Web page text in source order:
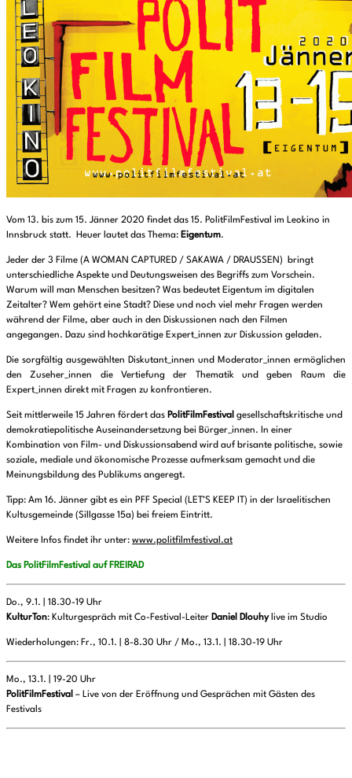
Vom 13. bis zum 15. Jänner 2020 findet das 15. PolitFilmFestival im Leokino in
Innsbruck statt. Heuer lautet das Thema: Eigentum.
Jeder der 3 Filme (A WOMAN CAPTURED / SAKAWA / DRAUSSEN) bringt
unterschiedliche Aspekte und Deutungsweisen des Begriffs zum Vorschein.
Warum will man Menschen besitzen? Was bedeutet Eigentum im digitalen
Zeitalter? Wem gehört eine Stadt? Diese und noch viel mehr Fragen werden
während der Filme, aber auch in den Diskussionen nach den Filmen
angegangen. Dazu sind hochkarätige Expert_innen zur Diskussion geladen.
Die sorgfältig ausgewählten Diskutant_innen und Moderator_innen ermöglichen
den Zuseher_innen die Vertiefung der Thematik und geben Raum die
Expert_innen direkt mit Fragen zu konfrontieren.
Seit mittlerweile 15 Jahren fördert das PolitFilmFestival gesellschaftskritische und
demokratiepolitische Auseinandersetzung bei Bürger_innen. In einer
Kombination von Film- und Diskussionsabend wird auf brisante politische, sowie
soziale, mediale und ökonomische Prozesse aufmerksam gemacht und die
Meinungsbildung des Publikums angeregt.
Tipp: Am 16. Jänner gibt es ein PFF Special (LET’S KEEP IT) in der Israelitischen
Kultusgemeinde (Sillgasse 15a) bei freiem Eintritt.
Weitere Infos findet ihr unter: www.politfilmfestival.at
Das PolitFilmFestival auf FREIRAD
Do., 9.1. | 18.30-19 Uhr
KulturTon: Kulturgespräch mit Co-Festival-Leiter Daniel Dlouhy live im Studio
Wiederholungen: Fr., 10.1. | 8-8.30 Uhr / Mo., 13.1. | 18.30-19 Uhr
Mo., 13.1. | 19-20 Uhr
PolitFilmFestival – Live von der Eröffnung und Gesprächen mit Gästen des
Festivals